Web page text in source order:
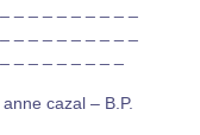
cazal – B.P.